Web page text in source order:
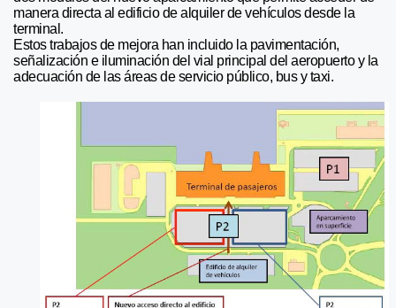
manera directa al edificio de alquiler de vehículos desde la
terminal.
Estos trabajos de mejora han incluido la pavimentación,
señalización e iluminación del vial principal del aeropuerto y la
adecuación de las áreas de servicio público, bus y taxi.